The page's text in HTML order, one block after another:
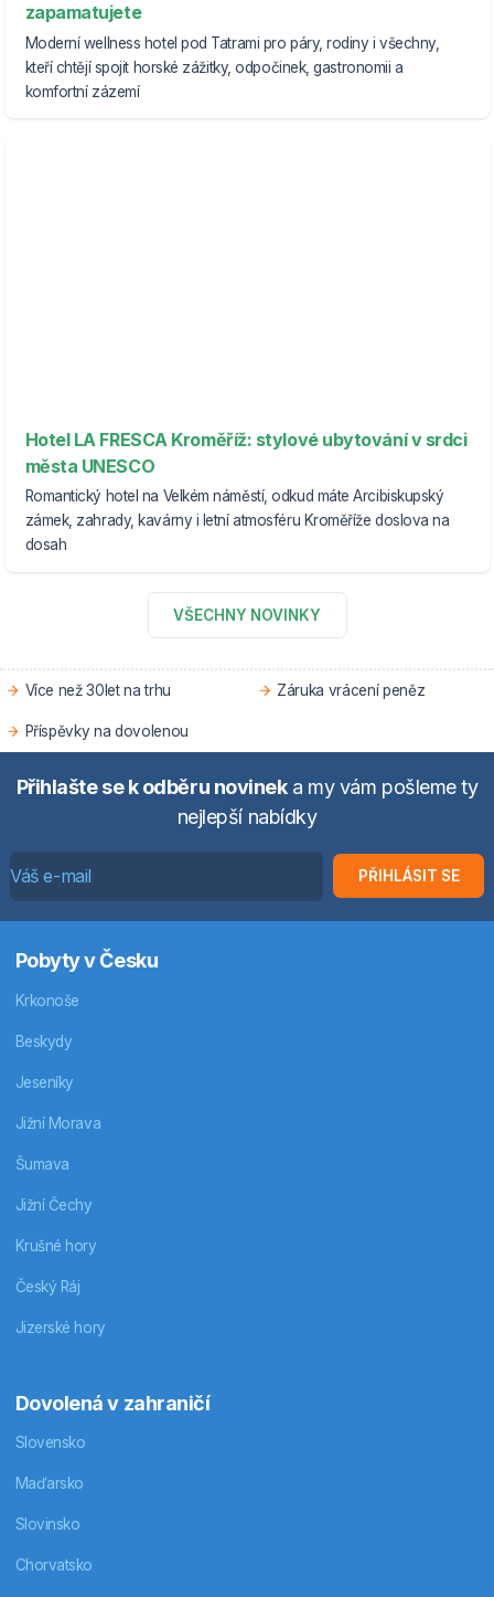
zapamatujete
Moderní wellness hotel pod Tatrami pro páry, rodiny i všechny,
kteří chtějí spojit horské zážitky, odpočinek, gastronomii a
komfortní zázemí
Hotel LA FRESCA Kroměříž: stylové ubytování v srdci
města UNESCO
Romantický hotel na Velkém náměstí, odkud máte Arcibiskupský
zámek, zahrady, kavárny i letní atmosféru Kroměříže doslova na
dosah
VŠECHNY NOVINKY
Více než 30let na trhu Záruka vrácení peněz
Příspěvky na dovolenou
Přihlašte se k odběru novineka my vám pošleme ty
nejlepší nabídky
PŘIHLÁSIT SE
Pobyty v Česku
Krkonoše
Beskydy
Jeseníky
Jižní Morava
Šumava
Jižní Čechy
Krušné hory
Český Ráj
Jizerské hory
Dovolená v zahraničí
Slovensko
Maďarsko
Slovinsko
Chorvatsko